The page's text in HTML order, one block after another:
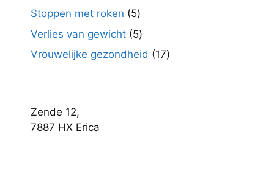
producten
Stoppen met roken 55
producten
Verlies van gewicht 55
producten
Vrouwelijke gezondheid 1717
Zende 12,
7887 HX Erica